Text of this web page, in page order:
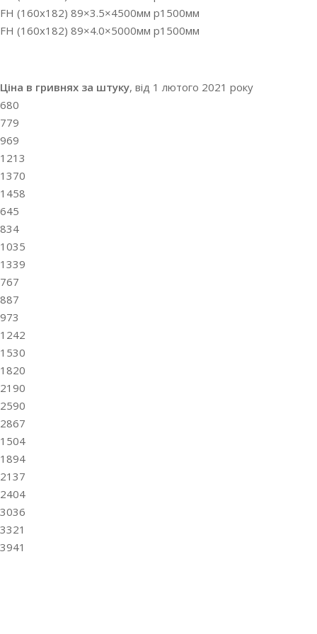
FH (160х182) 89×3.5×4500мм p1500мм
FH (160х182) 89×4.0×5000мм p1500мм
Ціна в гривнях за штуку, від 1 лютого 2021 року
680
779
969
1213
1370
1458
645
834
1035
1339
767
887
973
1242
1530
1820
2190
2590
2867
1504
1894
2137
2404
3036
3321
3941